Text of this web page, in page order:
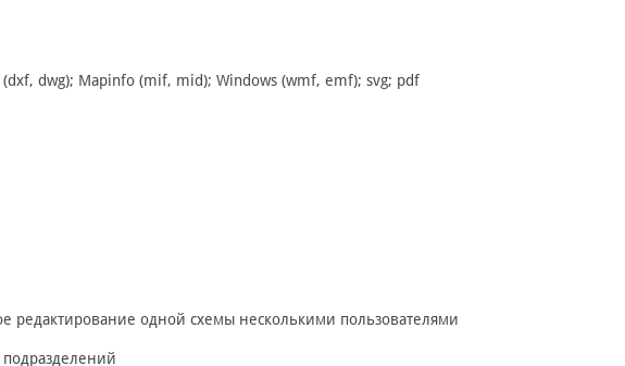
(dxf, dwg); Mapinfo (mif, mid); Windows (wmf, emf); svg; pdf
редактирование одной схемы несколькими пользователями
подразделений